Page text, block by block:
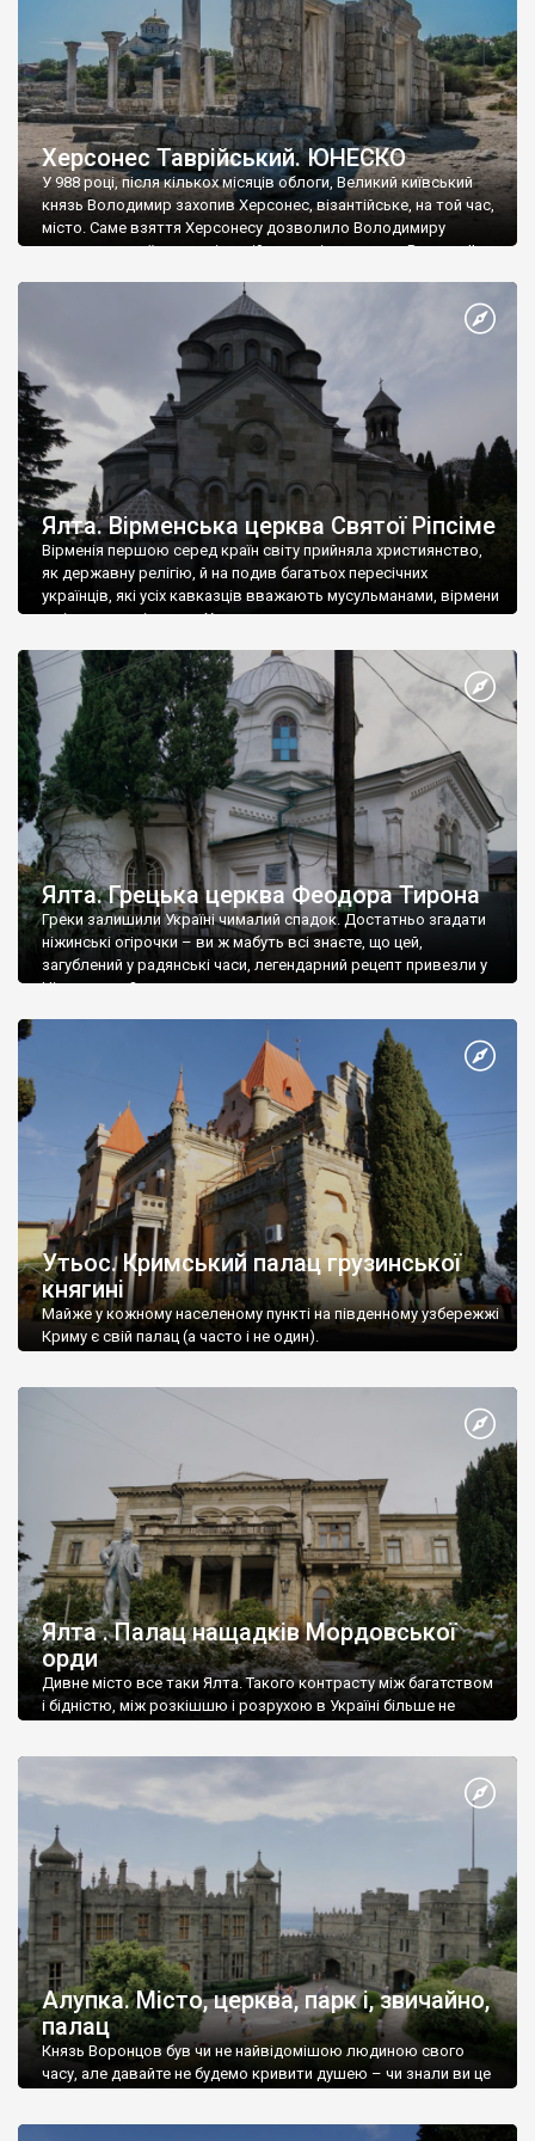
Херсонес Таврійський. ЮНЕСКО
У 988 році, після кількох місяців облоги, Великий київський
князь Володимир захопив Херсонес, візантійське, на той час,
місто. Саме взяття Херсонесу дозволило Володимиру
диктувати свої умови візантійському імператору Василю ІІ, та
Херсонесі Володимир-язичник, став Василем-християнином.
А потім було Хрещення Русі. На честь Херсонесу Таврійського
Ялта. Вірменська церква Святої Ріпсіме
Вірменія першою серед країн світу прийняла християнство,
як державну релігію, й на подив багатьох пересічних
українців, які усіх кавказців вважають мусульманами, вірмени
є відданими вірянами Христа
Ялта. Грецька церква Феодора Тирона
Греки залишили Україні чималий спадок. Достатньо згадати
ніжинські огірочки – ви ж мабуть всі знаєте, що цей,
загублений у радянські часи, легендарний рецепт привезли у
Ніжин греки?
Утьос. Кримський палац грузинської
княгині
Майже у кожному населеному пункті на південному узбережжі
Криму є свій палац (а часто і не один).
Ялта . Палац нащадків Мордовської
орди
Дивне місто все таки Ялта. Такого контрасту між багатством
і бідністю, між розкішшю і розрухою в Україні більше не
Алупка. Місто, церква, парк і, звичайно,
палац
Князь Воронцов був чи не найвідомішою людиною свого
часу, але давайте не будемо кривити душею – чи знали ви це